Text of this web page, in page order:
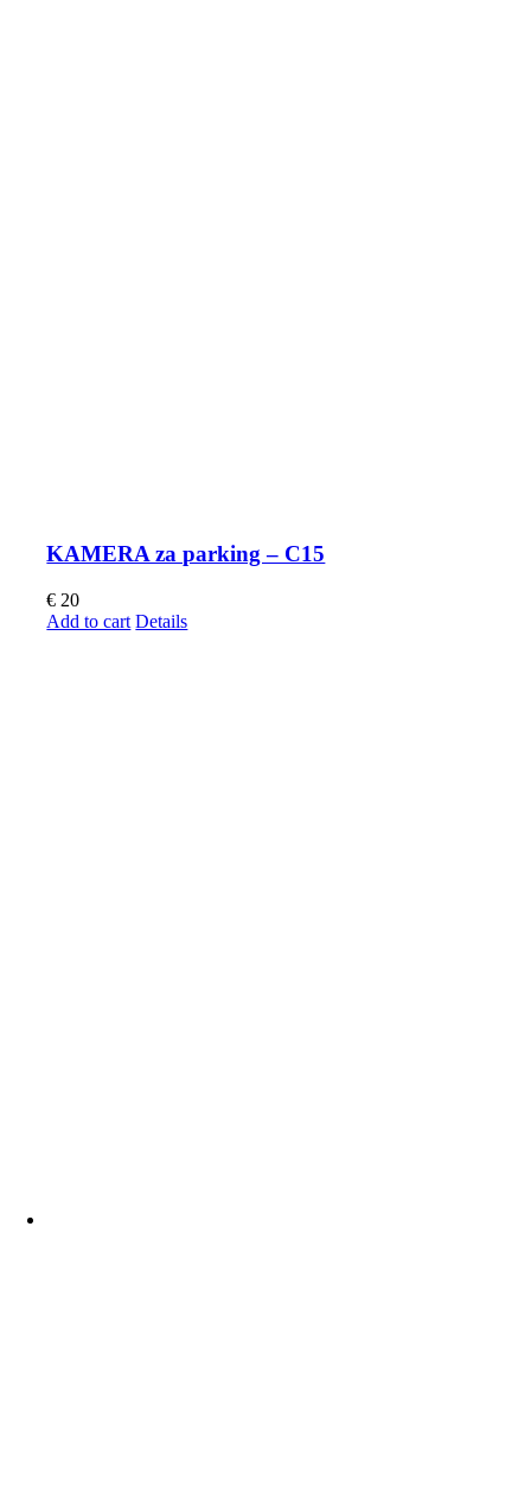
KAMERA za parking – C15
€ 20
Add to cart Details